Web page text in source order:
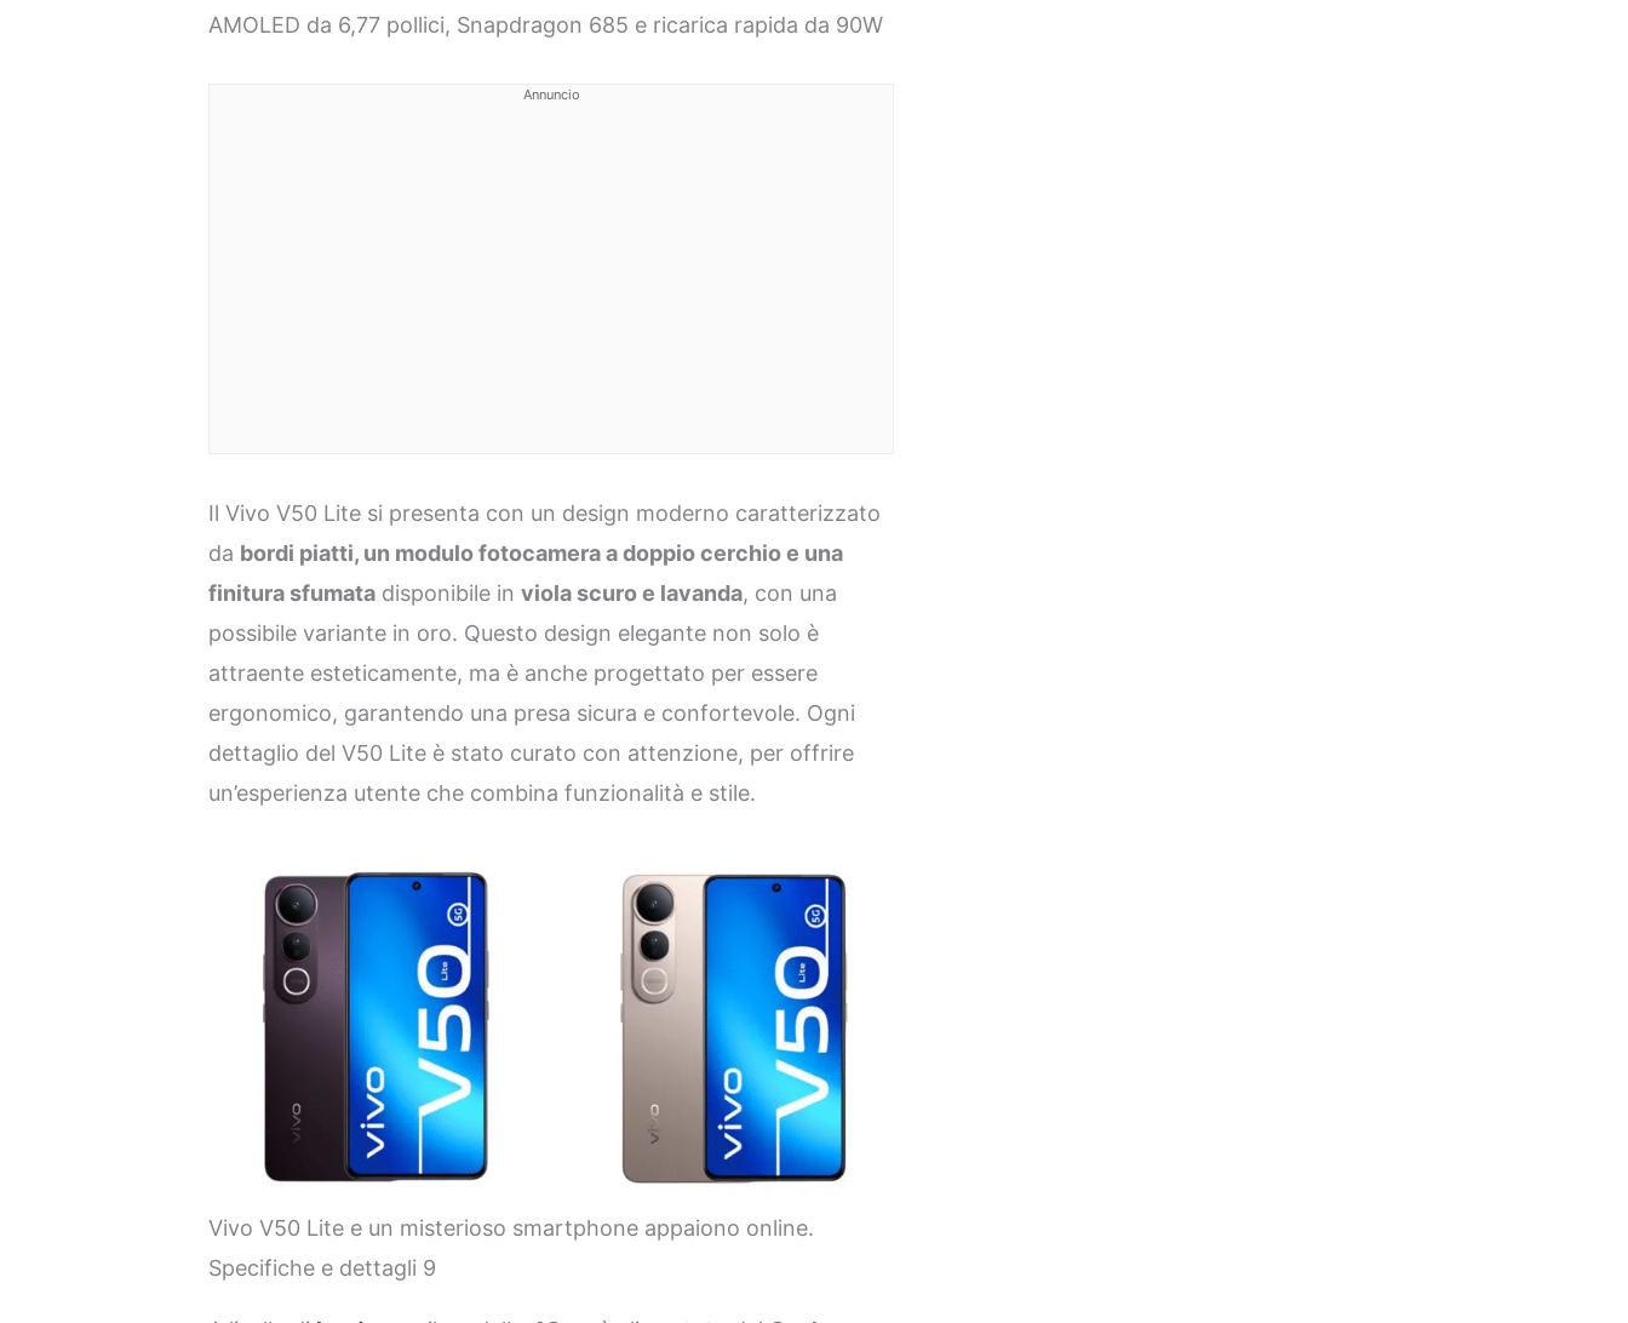
AMOLED da 6,77 pollici, Snapdragon 685 e ricarica rapida da 90W
Annuncio
Il Vivo V50 Lite si presenta con un design moderno caratterizzato
da bordi piatti, un modulo fotocamera a doppio cerchio e una
finitura sfumata disponibile inviola scuro e lavanda, con una
possibile variante in oro. Questo design elegante non solo è
attraente esteticamente, ma è anche progettato per essere
ergonomico, garantendo una presa sicura e confortevole. Ogni
dettaglio del V50 Lite è stato curato con attenzione, per offrire
un’esperienza utente che combina funzionalità e stile.
Vivo V50 Lite e un misterioso smartphone appaiono online.
Specifiche e dettagli 9